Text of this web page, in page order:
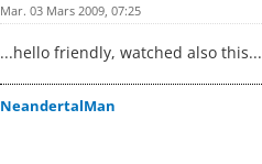
Mar. 03 Mars 2009, 07:25
...hello friendly, watched also this...
NeandertalMan